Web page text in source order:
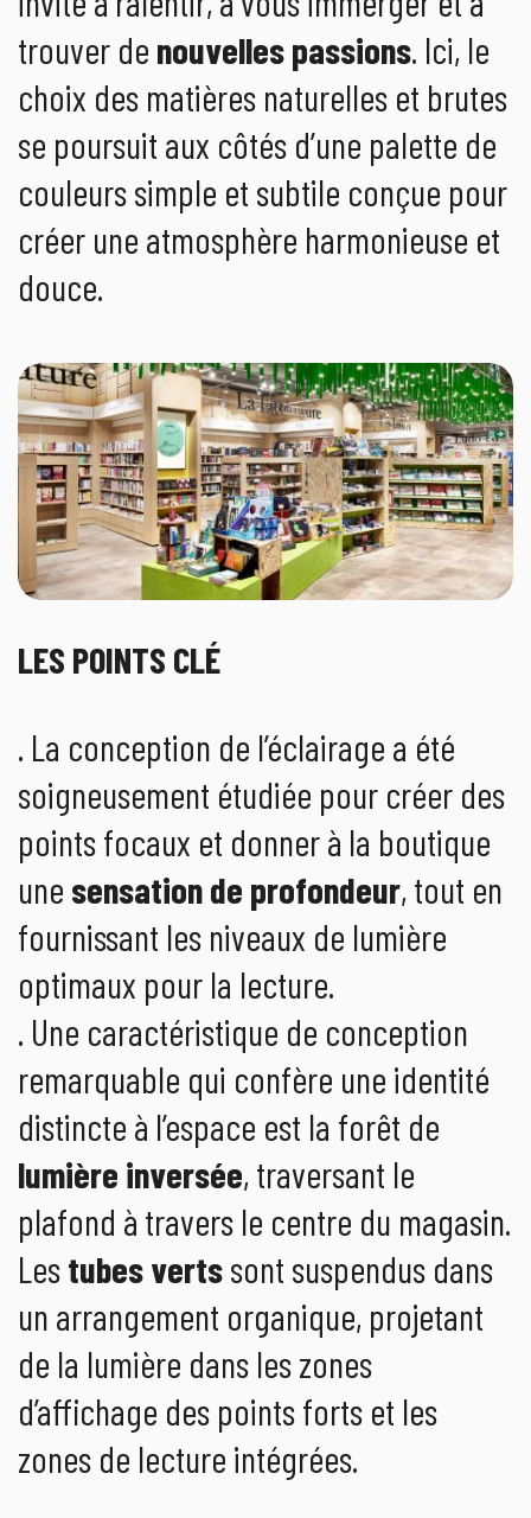
trouver de nouvelles passions. Ici, le
choix des matières naturelles et brutes
se poursuit aux côtés d’une palette de
couleurs simple et subtile conçue pour
créer une atmosphère harmonieuse et
douce.
LES POINTS CLÉ
. La conception de l’éclairage a été
soigneusement étudiée pour créer des
points focaux et donner à la boutique
une sensation de profondeur, tout en
fournissant les niveaux de lumière
optimaux pour la lecture.
. Une caractéristique de conception
remarquable qui confère une identité
distincte à l’espace est la forêt de
lumière inversée, traversant le
plafond à travers le centre du magasin.
Lestubes vertssont suspendus dans
un arrangement organique, projetant
de la lumière dans les zones
d’affichage des points forts et les
zones de lecture intégrées.